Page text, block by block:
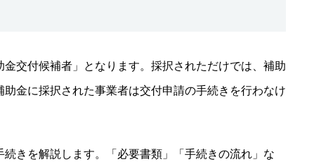
交付候補者」となります。採択されただけでは、補助
金に採択された事業者は交付申請の手続きを行わなけ
きを解説します。「必要書類」「手続きの流れ」な